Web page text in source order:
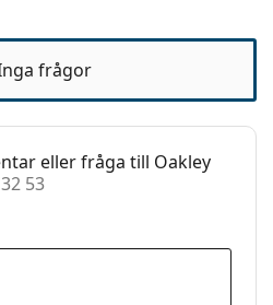
Vandring
32 53
frågor
eller fråga till Oakley
53